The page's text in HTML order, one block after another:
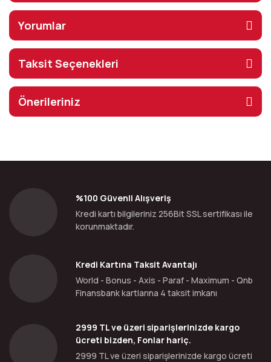
Yorumlar
Taksit Seçenekleri
Önerileriniz
%100 Güvenli Alışveriş
Kredi kartı bilgileriniz 256Bit SSL sertifikası ile
korunmaktadır.
Kredi Kartına Taksit Avantajı
World - Bonus - Axis - Paraf - Maximum - Qnb
Finansbank kartlarına 4 taksit imkanı
2999 TL ve üzeri siparişlerinizde kargo
ücreti bizden, Fonlar hariç.
2999 TL ve üzeri siparişlerinizde kargo ücreti